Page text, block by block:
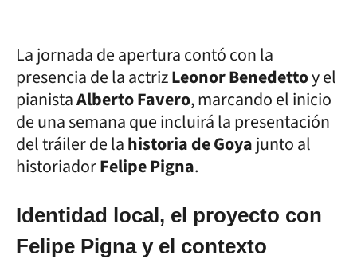
La jornada de apertura contó con la
presencia de la actrizLeonor Benedettoy el
pianistaAlberto Favero, marcando el inicio
de una semana que incluirá la presentación
del tráiler de lahistoria de Goyajunto al
historiadorFelipe Pigna.
Identidad local, el proyecto con
Felipe Pigna y el contexto